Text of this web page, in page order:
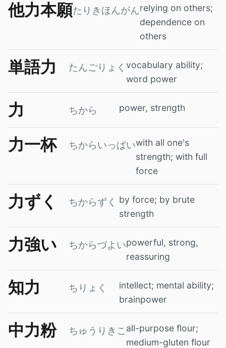
他力本願たりきほんがんrelying on others;
dependence on
others
単語力 たんごりょく vocabulary ability;
word power
力 ちから power, strength
力一杯 ちからいっぱいwith all one's
strength; with full
force
力ずく ちからずく
by force; by brute
strength
力強い ちからづよいpowerful, strong,
reassuring
知力 ちりょく
intellect; mental ability;
brainpower
中力粉 ちゅうりきこ all-purpose flour;
medium-gluten flour